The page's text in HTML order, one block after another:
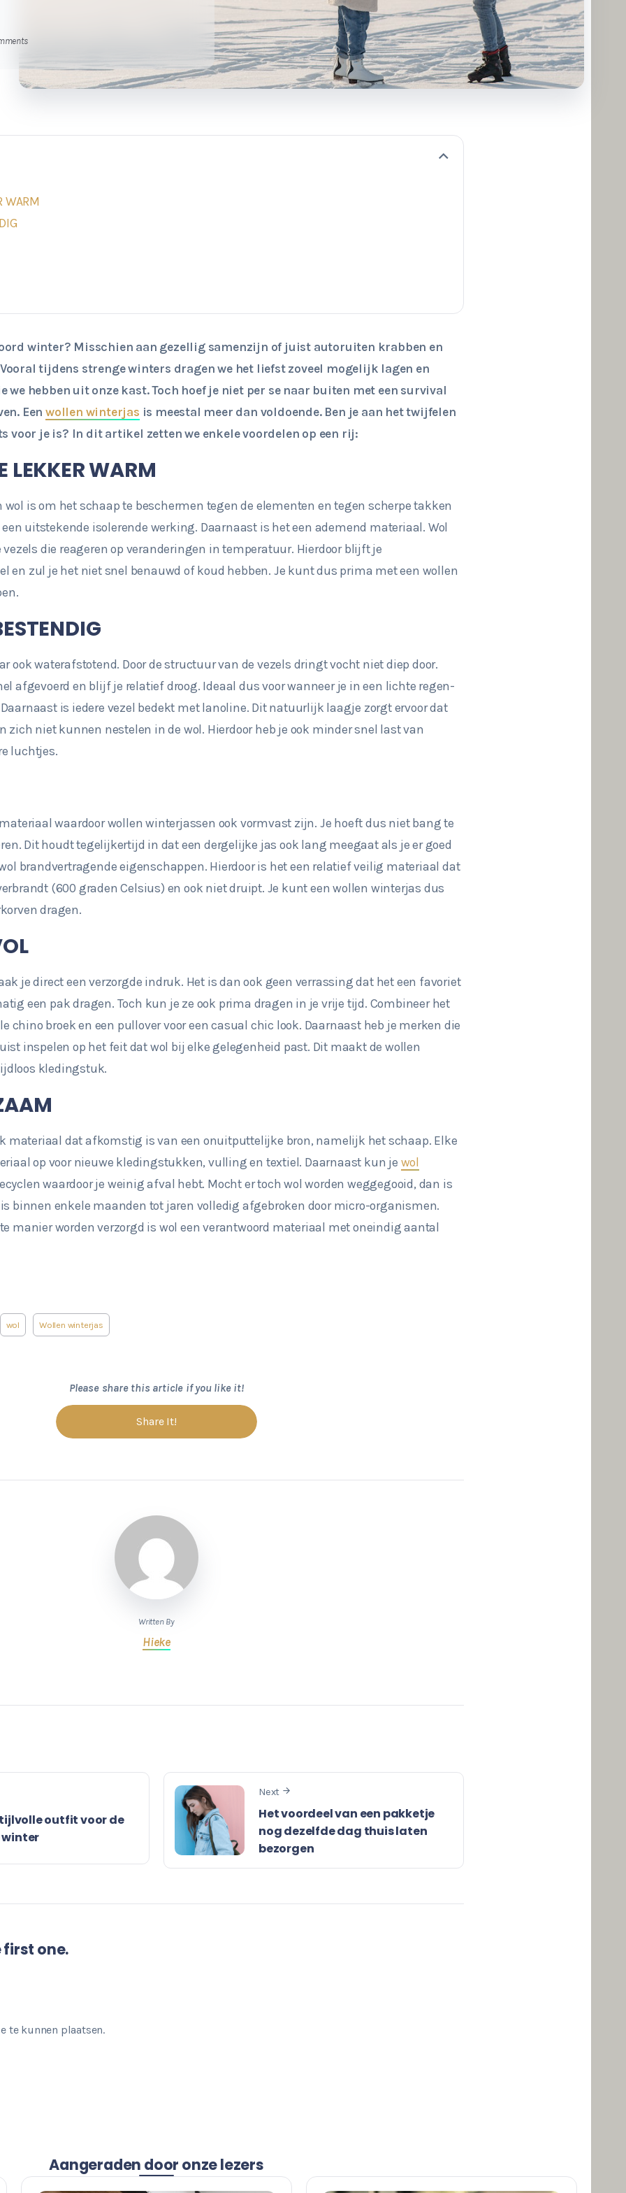
WARM
winter? Misschien aan gezellig samenzijn of juist autoruiten krabben en
tijdens strenge winters dragen we het liefst zoveel mogelijk lagen en
we hebben uit onze kast. Toch hoef je niet per se naar buiten met een survival
Eenwollen winterjas is meestal meer dan voldoende. Ben je aan het twijfelen
voor je is? In dit artikel zetten we enkele voordelen op een rij:
LEKKER WARM
is om het schaap te beschermen tegen de elementen en tegen scherpe takken
uitstekende isolerende werking. Daarnaast is het een ademend materiaal. Wol
die reageren op veranderingen in temperatuur. Hierdoor blijft je
en zul je het niet snel benauwd of koud hebben. Je kunt dus prima met een wollen
ook waterafstotend. Door de structuur van de vezels dringt vocht niet diep door.
afgevoerd en blijf je relatief droog. Ideaal dus voor wanneer je in een lichte regen-
is iedere vezel bedekt met lanoline. Dit natuurlijk laagje zorgt ervoor dat
zich niet kunnen nestelen in de wol. Hierdoor heb je ook minder snel last van
luchtjes.
waardoor wollen winterjassen ook vormvast zijn. Je hoeft dus niet bang te
Dit houdt tegelijkertijd in dat een dergelijke jas ook lang meegaat als je er goed
brandvertragende eigenschappen. Hierdoor is het een relatief veilig materiaal dat
(600 graden Celsius) en ook niet druipt. Je kunt een wollen winterjas dus
dragen.
je direct een verzorgde indruk. Het is dan ook geen verrassing dat het een favoriet
een pak dragen. Toch kun je ze ook prima dragen in je vrije tijd. Combineer het
chino broek en een pullover voor een casual chic look. Daarnaast heb je merken die
inspelen op het feit dat wol bij elke gelegenheid past. Dit maakt de wollen
kledingstuk.
materiaal dat afkomstig is van een onuitputtelijke bron, namelijk het schaap. Elke
op voor nieuwe kledingstukken, vulling en textiel. Daarnaast kun je wol
waardoor je weinig afval hebt. Mocht er toch wol worden weggegooid, dan is
binnen enkele maanden tot jaren volledig afgebroken door micro-organismen.
manier worden verzorgd is wol een verantwoord materiaal met oneindig aantal
wol Wollen winterjas
Please share this article if you like it!
Share It!
Written By
Hieke
outfit voor de
winter
Next
Het voordeel van een pakketje
nog dezelfde dag thuis laten
bezorgen
first one.
te kunnen plaatsen.
Aangeraden door onze lezers